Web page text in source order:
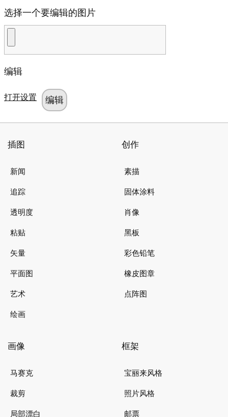
选择一个要编辑的图片
编辑
打开设置
插图
新闻
追踪
透明度
粘贴
矢量
平面图
艺术
绘画
创作
素描
固体涂料
肖像
黑板
彩色铅笔
橡皮图章
点阵图
画像
马赛克
裁剪
局部漂白
框架
宝丽来风格
照片风格
邮票